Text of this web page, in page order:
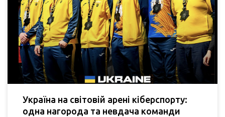
Україна на світовій арені кіберспорту:
одна нагорода та невдача команди